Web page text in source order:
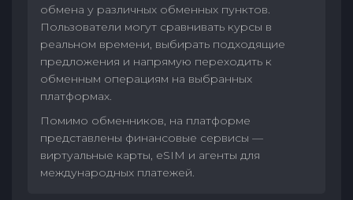
обмена у различных обменных пунктов.
Пользователи могут сравнивать курсы в
реальном времени, выбирать подходящие
предложения и напрямую переходить к
обменным операциям на выбранных
платформах.
Помимо обменников, на платформе
представлены финансовые сервисы —
виртуальные карты, eSIM и агенты для
международных платежей.